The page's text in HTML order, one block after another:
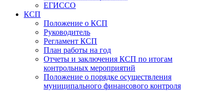
ЕГИССО
КСП
Положение о КСП
Руководитель
Регламент КСП
План работы на год
Отчеты и заключения КСП по итогам
контрольных мероприятий
Положение о порядке осуществления
муниципального финансового контроля